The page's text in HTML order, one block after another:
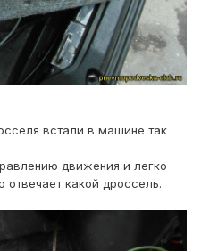
встали в машине так
движения и легко
отвечает какой дроссель.